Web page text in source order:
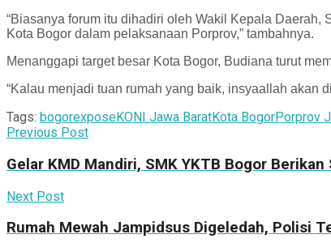
“Biasanya forum itu dihadiri oleh Wakil Kepala
Kota Bogor dalam pelaksanaan Porprov,” tambahnya.
Menanggapi target besar Kota Bogor, Budiana turut
“Kalau menjadi tuan rumah yang baik, insyaallah akan
Tags: bogorexposeKONI Jawa BaratKota BogorPorprov
Previous Post
Gelar KMD Mandiri, SMK YKTB Bogor
Next Post
Rumah Mewah Jampidsus Digeledah, Polisi